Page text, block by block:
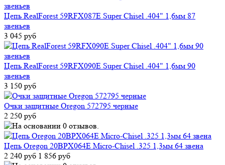
Цепь RealForest 59RFX087E Super Chisel .404" 1,6мм 87
звеньев
3 045 руб
Цепь RealForest 59RFX090E Super Chisel .404" 1,6мм 90
звеньев
3 150 руб
Очки защитные Oregon 572795 черные
2 250 руб
Цепь Oregon 20BPX064E Micro-Chisel .325 1,3мм 64 звена
2 240 руб 1 856 руб